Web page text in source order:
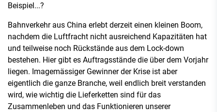
Beispiel...?
Bahnverkehr aus China erlebt derzeit einen kleinen Boom,
nachdem die Luftfracht nicht ausreichend Kapazitäten hat
und teilweise noch Rückstände aus dem Lock-down
bestehen. Hier gibt es Auftragsstände die über dem Vorjahr
liegen. Imagemässiger Gewinner der Krise ist aber
eigentlich die ganze Branche, weil endlich breit verstanden
wird, wie wichtig die Lieferketten sind für das
Zusammenleben und das Funktionieren unserer